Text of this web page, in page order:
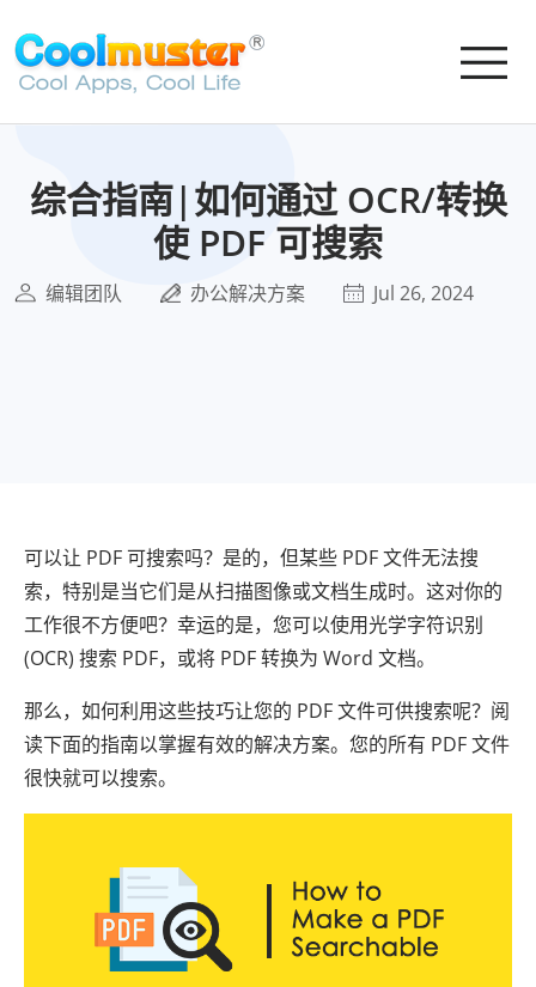
综合指南|如何通过 OCR/转换
使 PDF 可搜索
编辑团队 办公解决方案 Jul 26, 2024
可以让 PDF 可搜索吗？是的，但某些 PDF 文件无法搜
索，特别是当它们是从扫描图像或文档生成时。这对你的
工作很不方便吧？幸运的是，您可以使用光学字符识别
(OCR) 搜索 PDF，或将 PDF 转换为 Word 文档。
那么，如何利用这些技巧让您的 PDF 文件可供搜索呢？阅
读下面的指南以掌握有效的解决方案。您的所有 PDF 文件
很快就可以搜索。